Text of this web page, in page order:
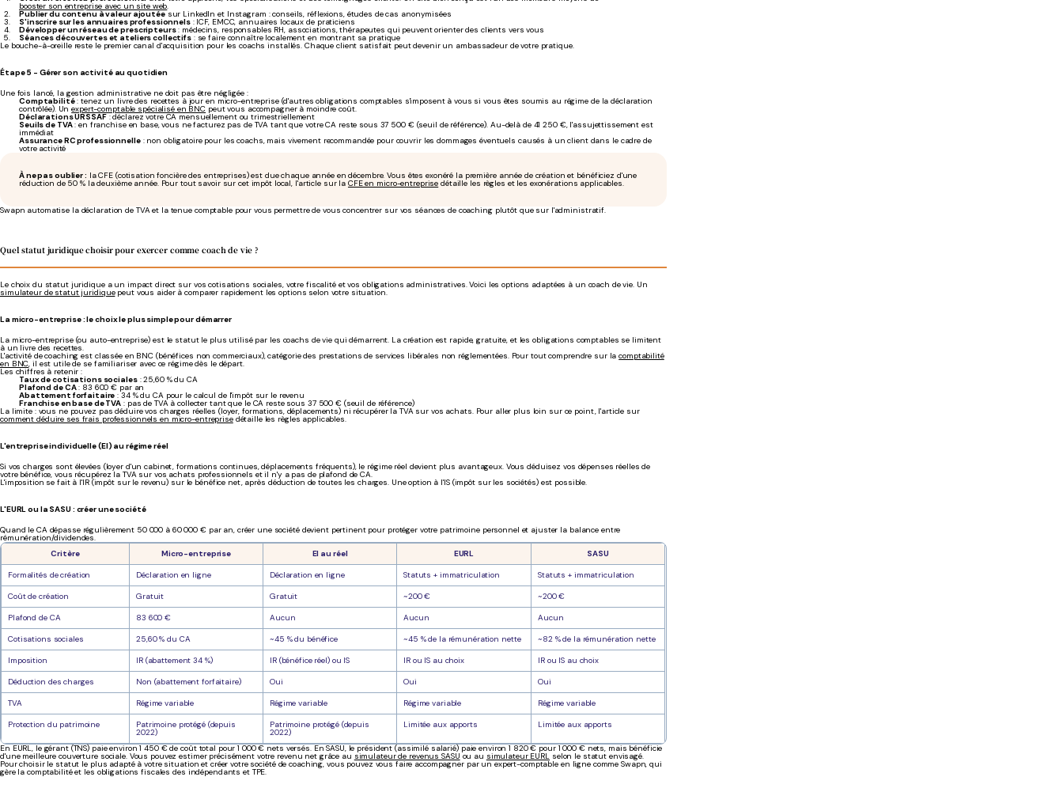
booster son entreprise avec un site web.
Publier du contenu à valeur ajoutéesur LinkedIn et Instagram : conseils, réflexions, études de cas anonymisées
S'inscrire sur les annuaires professionnels: ICF, EMCC, annuaires locaux de praticiens
Développer un réseau de prescripteurs: médecins, responsables RH, associations, thérapeutes qui peuvent orienter des clients vers vous
Séances découvertes et ateliers collectifs: se faire connaître localement en montrant sa pratique
Le bouche-à-oreille reste le premier canal d'acquisition pour les coachs installés. Chaque client satisfait peut devenir un ambassadeur de votre pratique.
Étape 5 - Gérer son activité au quotidien
Une fois lancé, la gestion administrative ne doit pas être négligée :
Comptabilité: tenez un livre des recettes à jour en micro-entreprise (d'autres obligations comptables s'imposent à vous si vous êtes soumis au régime de la déclaration
contrôlée). Unexpert-comptable spécialisé en BNC peut vous accompagner à moindre coût.
Déclarations URSSAF: déclarez votre CA mensuellement ou trimestriellement
Seuils de TVA: en franchise en base, vous ne facturez pas de TVA tant que votre CA reste sous 37 500 € (seuil de référence). Au-delà de 41 250 €, l'assujettissement est
immédiat
Assurance RC professionnelle: non obligatoire pour les coachs, mais vivement recommandée pour couvrir les dommages éventuels causés à un client dans le cadre de
votre activité
À ne pas oublier : la CFE (cotisation foncière des entreprises) est due chaque année en décembre. Vous êtes exonéré la première année de création et bénéficiez d'une
réduction de 50 % la deuxième année. Pour tout savoir sur cet impôt local, l'article sur la CFE en micro-entreprise détaille les règles et les exonérations applicables.
Swapn automatise la déclaration de TVA et la tenue comptable pour vous permettre de vous concentrer sur vos séances de coaching plutôt que sur l'administratif.
Quel statut juridique choisir pour exercer comme coach de vie ?
Le choix du statut juridique a un impact direct sur vos cotisations sociales, votre fiscalité et vos obligations administratives. Voici les options adaptées à un coach de vie. Un
simulateur de statut juridiquepeut vous aider à comparer rapidement les options selon votre situation.
La micro-entreprise : le choix le plus simple pour démarrer
La micro-entreprise (ou auto-entreprise) est le statut le plus utilisé par les coachs de vie qui démarrent. La création est rapide, gratuite, et les obligations comptables se limitent
à un livre des recettes.
L'activité de coaching est classée en BNC (bénéfices non commerciaux), catégorie des prestations de services libérales non réglementées. Pour tout comprendre sur lacomptabilité
en BNC, il est utile de se familiariser avec ce régime dès le départ.
Les chiffres à retenir :
Taux de cotisations sociales: 25,60 % du CA
Plafond de CA: 83 600 € par an
Abattement forfaitaire : 34 % du CA pour le calcul de l'impôt sur le revenu
Franchise en base de TVA : pas de TVA à collecter tant que le CA reste sous 37 500 € (seuil de référence)
La limite : vous ne pouvez pas déduire vos charges réelles (loyer, formations, déplacements) ni récupérer la TVA sur vos achats. Pour aller plus loin sur ce point, l'article sur
comment déduire ses frais professionnels en micro-entreprisedétaille les règles applicables.
L'entreprise individuelle (EI) au régime réel
Si vos charges sont élevées (loyer d'un cabinet, formations continues, déplacements fréquents), le régime réel devient plus avantageux. Vous déduisez vos dépenses réelles de
votre bénéfice, vous récupérez la TVA sur vos achats professionnels et il n'y a pas de plafond de CA.
L'imposition se fait à l'IR (impôt sur le revenu) sur le bénéfice net, après déduction de toutes les charges. Une option à l'IS (impôt sur les sociétés) est possible.
L'EURL ou la SASU : créer une société
Quand le CA dépasse régulièrement 50 000 à 60 000 € par an, créer une société devient pertinent pour protéger votre patrimoine personnel et ajuster la balance entre
rémunération/dividendes.
Critère
Micro-entreprise EI au réel EURL SASU
Formalités de création Déclaration en ligne Déclaration en ligne Statuts + immatriculation Statuts + immatriculation
Coût de création Gratuit Gratuit ~200 € ~200 €
Plafond de CA 83 600 € Aucun Aucun Aucun
Cotisations sociales 25,60 % du CA ~45 % du bénéfice ~45 % de la rémunération nette ~82 % de la rémunération nette
Imposition IR (abattement 34 %) IR (bénéfice réel) ou IS IR ou IS au choix IR ou IS au choix
Déduction des charges Non (abattement forfaitaire) Oui Oui Oui
TVA Régime variable Régime variable Régime variable Régime variable
Protection du patrimoine Patrimoine protégé (depuis
2022)
Patrimoine protégé (depuis
2022)
Limitée aux apports Limitée aux apports
En EURL, le gérant (TNS) paie environ 1 450 € de coût total pour 1 000 € nets versés. En SASU, le président (assimilé salarié) paie environ 1 820 € pour 1 000 € nets, mais bénéficie
d'une meilleure couverture sociale. Vous pouvez estimer précisément votre revenu net grâce au simulateur de revenus SASU ou au simulateur EURL selon le statut envisagé.
Pour choisir le statut le plus adapté à votre situation et créer votre société de coaching, vous pouvez vous faire accompagner par un expert-comptable en ligne comme Swapn, qui
gère la comptabilité et les obligations fiscales des indépendants et TPE.